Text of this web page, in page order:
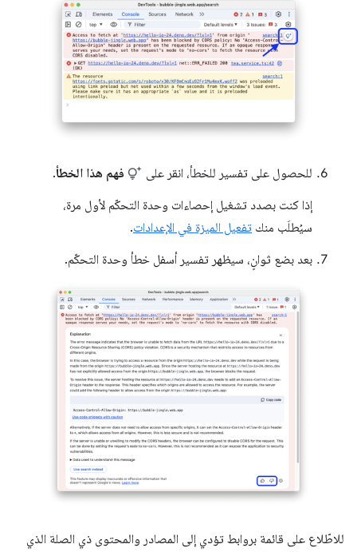
للحصول على تفسير للخطأ، انقر على فهم هذا الخطأ.
إذا كنت بصدد تشغيل إحصاءات وحدة التحكّم لأول مرة،
سيُطلَب منك تفعيل الميزة في الإعدادات.
بعد بضع ثوانٍ، سيظهر تفسير أسفل خطأ وحدة التحكّم.
للاطّلاع على قائمة بروابط تؤدي إلى المصادر والمحتوى ذي الصلة الذي